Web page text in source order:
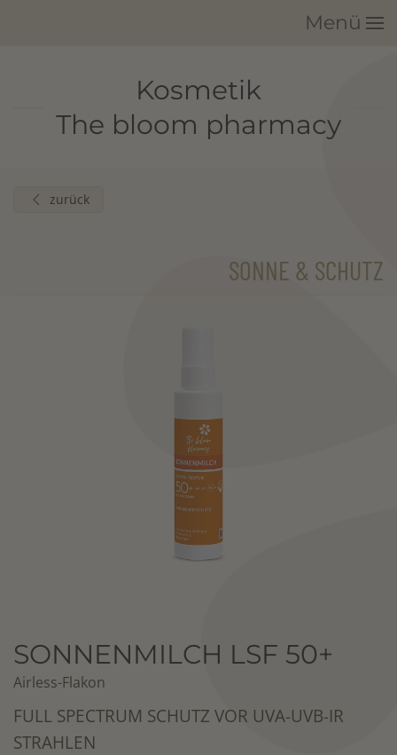
Menü
Kosmetik
The bloom pharmacy
zurück
SONNE & SCHUTZ
SONNENMILCH LSF 50+
Airless-Flakon
FULL SPECTRUM SCHUTZ VOR UVA-UVB-IR
STRAHLEN